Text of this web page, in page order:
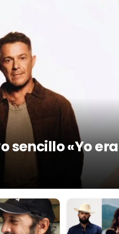
sencillo «Yo era